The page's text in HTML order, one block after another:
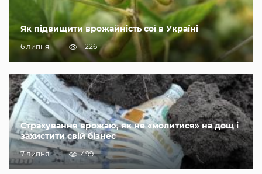
Як підвищити врожайність сої в Україні
6 липня 1 226
Страхування врожаю, як не «молитися» на дощ і
захистити свій бізнес
7 липня 499